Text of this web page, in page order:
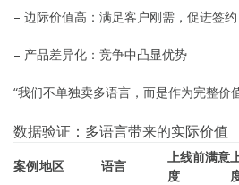
– 边际价值高：满足客户刚需，促进签约
– 产品差异化：竞争中凸显优势
“我们不单独卖多语言，而是作为完整价
数据验证：多语言带来的实际价值
案例地区 语言
上线前满意
度